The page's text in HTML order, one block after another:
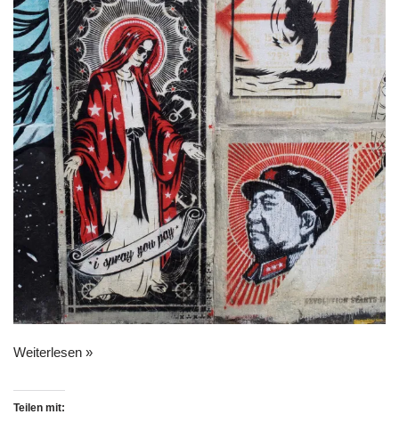
Weiterlesen »
Teilen mit: